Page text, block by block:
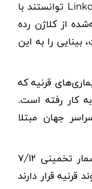
توانستند با
از کلاژن رده
را به این
قرنیهکه
کار رفته است.
جهان مبتلا
تخمینی ۷/۱۲
قرار دارند